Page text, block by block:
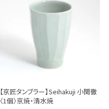
【京匠タンブラー】Seihakuji 小関徹
〈1個〉京焼・清水焼